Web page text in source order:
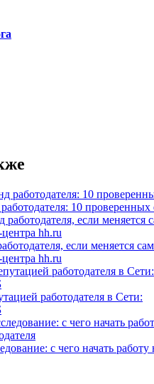
10 проверенных
если меняется
hh.ru
работодателя в Сети:
с чего начать